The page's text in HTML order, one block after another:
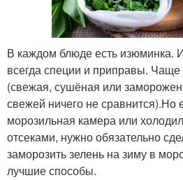
В каждом блюде есть изюминка.
всегда специи и приправы.
(свежая, сушёная или
свежей ничего не сравнится).Но
морозильная камера или
отсеками, нужно обязательно
заморозить зелень на зиму в
лучшие способы.